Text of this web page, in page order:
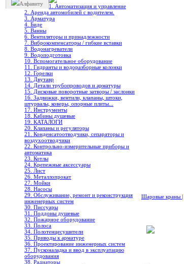
Алфавиту
1. Автоматизация и управление
2. Аренда автомобилей с водителем.
3. Арматура
4. Биде
5. Ванны
6. Вентиляторы и принадлежности
7. Виброкомпенсаторы / гибкие вставки
8. Водонагреватели
9. Водоподготовка
10. Вспомогательное оборудование
11. Гидранты и водоразборные колонки
12. Горелки
13. Двутавр
14. Детали трубопроводов и арматуры
15. Дисковые поворотные затворы / заслонки
16. Задвижки, вентили, клапаны, штоки,
штурвалы, коверы, опорные плиты...
17. Инструменты
18. Кабины душевые
19. КАТАЛОГИ
20. Клапаны и регуляторы
21. Конденсатоотводчики, сепараторы и
воздухоотводчики
22. Контрольно-измерительные приборы и
автоматика
23. Котлы
24. Крепежные аксессуары
25. Лист
26. Металлопрокат
27. Мойки
28. Насосы
29. Обслуживание, ремонт и реконструкция
инженерных систем
30. Писсуары
31. Поддоны душевые
32. Пожарное оборудование
33. Полоса
34. Полотенцесушители
35. Приводы к арматуре
36. Проектирование инженерных систем
37. Пусконаладка и ввод в эксплуатацию
оборудования
38. Радиаторы
Шаровые краны |